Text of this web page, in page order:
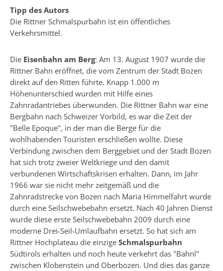
Tipp des Autors
Die Rittner Schmalspurbahn ist ein öffentliches
Verkehrsmittel.
Die Eisenbahn am Berg: Am 13. August 1907 wurde die
Rittner Bahn eröffnet, die vom Zentrum der Stadt Bozen
direkt auf den Ritten führte. Knapp 1.000 m
Höhenunterschied wurden mit Hilfe eines
Zahnradantriebes überwunden. Die Rittner Bahn war eine
Bergbahn nach Schweizer Vorbild, es war die Zeit der
"Belle Epoque", in der man die Berge für die
wohlhabenden Touristen erschließen wollte. Diese
Verbindung zwischen dem Berggebiet und der Stadt Bozen
hat sich trotz zweier Weltkriege und den damit
verbundenen Wirtschaftskrisen erhalten. Dann, im Jahr
1966 war sie nicht mehr zeitgemäß und die
Zahnradstrecke von Bozen nach Maria Himmelfahrt wurde
durch eine Seilschwebebahn ersetzt. Nach 40 Jahren Dienst
wurde diese erste Seilschwebebahn 2009 durch eine
moderne Drei-Seil-Umlaufbahn ersetzt. So hat sich am
Rittner Hochplateau die einzige Schmalspurbahn
Südtirols erhalten und noch heute verkehrt das "Bahnl"
zwischen Klobenstein und Oberbozen. Und dies das ganze